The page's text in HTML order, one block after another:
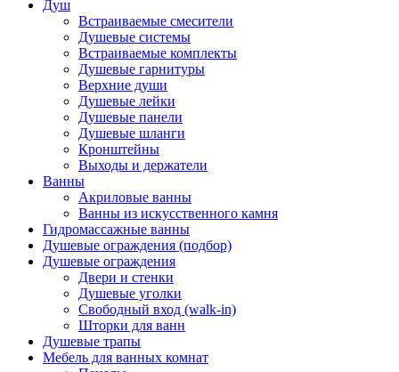
Душ
Встраиваемые смесители
Душевые системы
Встраиваемые комплекты
Душевые гарнитуры
Верхние души
Душевые лейки
Душевые панели
Душевые шланги
Кронштейны
Выходы и держатели
Ванны
Акриловые ванны
Ванны из искусственного камня
Гидромассажные ванны
Душевые ограждения (подбор)
Душевые ограждения
Двери и стенки
Душевые уголки
Свободный вход (walk-in)
Шторки для ванн
Душевые трапы
Мебель для ванных комнат